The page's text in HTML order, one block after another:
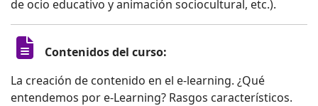
de ocio educativo y animación sociocultural, etc.).
Contenidos del curso:
La creación de contenido en el e-learning. ¿Qué
entendemos por e-Learning? Rasgos característicos.